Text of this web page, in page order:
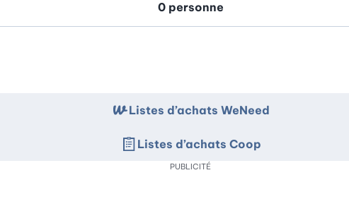
Listes d’achats WeNeed
Listes d’achats Coop
PUBLICITÉ